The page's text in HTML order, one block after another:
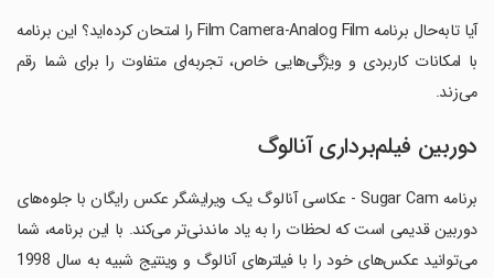
آیا تابه‌حال برنامه Film Camera-Analog Film را امتحان کرده‌اید؟ این برنامه
با امکانات کاربردی و ویژگی‌هایی خاص، تجربه‌ای متفاوت را برای شما رقم
می‌زند.
دوربین فیلم‌برداری آنالوگ
برنامه Sugar Cam - عکاسی آنالوگ یک ویرایشگر عکس رایگان با جلوه‌های
دوربین قدیمی است که لحظات را به یاد ماندنی‌تر می‌کند. با این برنامه، شما
می‌توانید عکس‌های خود را با فیلترهای آنالوگ و وینتیج شبیه به سال 1998